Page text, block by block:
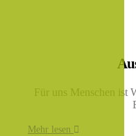
Für uns Menschen ist
Mehr lesen